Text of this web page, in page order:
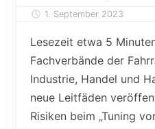
1. September 2023
Lesezeit etwa 5
Fachverbände der
Industrie, Handel und
neue Leitfäden
Risiken beim „Tuning